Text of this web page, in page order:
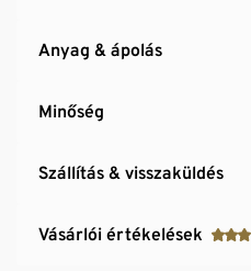
Anyag & ápolás
Minőség
Szállítás & visszaküldés
Vásárlói értékelések